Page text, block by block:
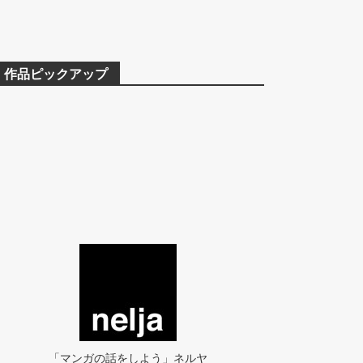
作品ピックアップ
「マンガの話をしよう」ネルヤ